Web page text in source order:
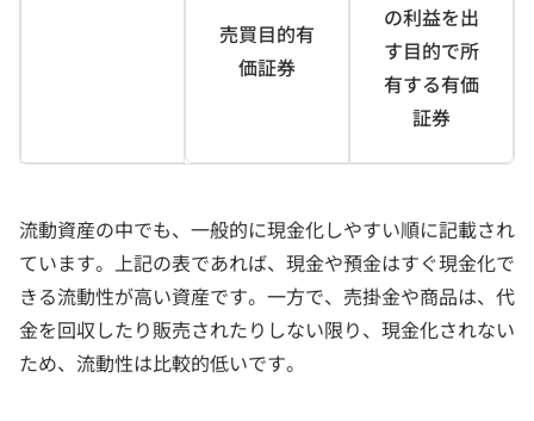
売買目的有
価証券
の利益を出
す目的で所
有する有価
証券
流動資産の中でも、一般的に現金化しやすい順に記載され
ています。上記の表であれば、現金や預金はすぐ現金化で
きる流動性が高い資産です。一方で、売掛金や商品は、代
金を回収したり販売されたりしない限り、現金化されない
ため、流動性は比較的低いです。